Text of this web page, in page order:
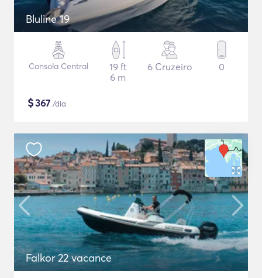
Bluline 19
Consola Central
19 ft
6 m
6 Cruzeiro 0
$367 /dia
Falkor 22 vacance